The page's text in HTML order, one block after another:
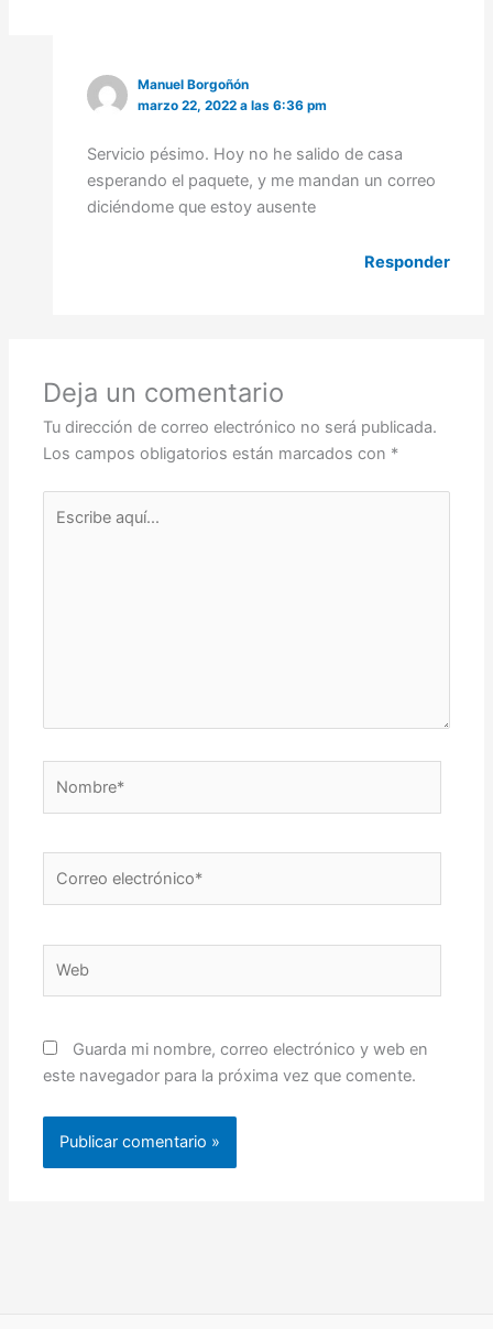
Manuel Borgoñón
marzo 22, 2022 a las 6:36 pm
Servicio pésimo. Hoy no he salido de casa
esperando el paquete, y me mandan un correo
diciéndome que estoy ausente
Responder
Deja un comentario
Tu dirección de correo electrónico no será publicada.
Los campos obligatorios están marcados con *
aquí...
electrónico*
Guarda mi nombre, correo electrónico y web en
este navegador para la próxima vez que comente.